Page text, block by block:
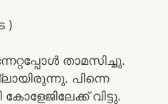
)
താമസിച്ചു.
പിന്നെ
കോളേജിലേക്ക് വിട്ടു.